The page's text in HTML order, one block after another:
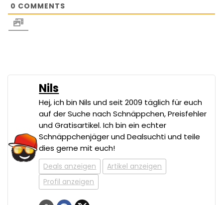
0 COMMENTS
Nils
Hej, ich bin Nils und seit 2009 täglich für euch
auf der Suche nach Schnäppchen, Preisfehler
und Gratisartikel. Ich bin ein echter
Schnäppchenjäger und Dealsuchti und teile
dies gerne mit euch!
Deals anzeigen
Artikel anzeigen
Profil anzeigen